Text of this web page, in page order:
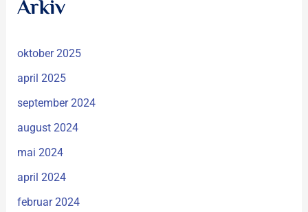
Arkiv
oktober 2025
april 2025
september 2024
august 2024
mai 2024
april 2024
februar 2024